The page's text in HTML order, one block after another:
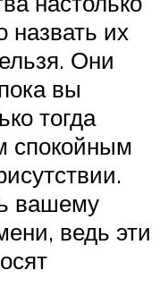
назвать их
Они
вы
тогда
спокойным
вашему
ведь эти